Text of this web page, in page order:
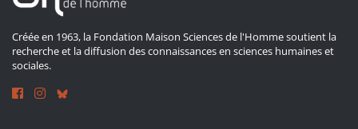
Créée en 1963, la Fondation Maison Sciences de l'Homme soutient la
recherche et la diffusion des connaissances en sciences humaines et
sociales.